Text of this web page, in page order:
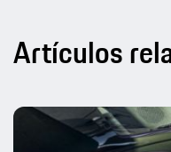
Artículos